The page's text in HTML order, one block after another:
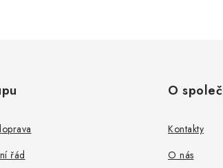
řád
O
Kontakty
O nás